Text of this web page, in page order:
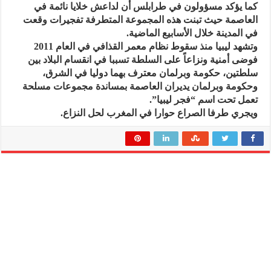
كما يؤكد مسؤولون في طرابلس أن لداعش خلايا نائمة في
العاصمة حيث تبنت هذه المجموعة المتطرفة تفجيرات وقعت
في المدينة خلال الأسابيع الماضية.
وتشهد ليبيا منذ سقوط نظام معمر القذافي في العام 2011
فوضى أمنية ونزاعاً على السلطة تسببا في انقسام البلاد بين
سلطتين، حكومة وبرلمان معترف بهما دوليا في الشرق،
وحكومة وبرلمان يديران العاصمة بمساندة مجموعات مسلحة
تعمل تحت اسم “فجر ليبيا”.
ويجري طرفا الصراع حوارا في المغرب لحل النزاع.